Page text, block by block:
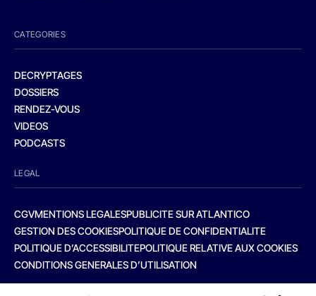
CATEGORIES
DECRYPTAGES
DOSSIERS
RENDEZ-VOUS
VIDEOS
PODCASTS
LEGAL
CGVMENTIONS LEGALESPUBLICITE SUR ATLANTICO
GESTION DES COOKIESPOLITIQUE DE CONFIDENTIALITE
POLITIQUE D’ACCESSIBILITEPOLITIQUE RELATIVE AUX COOKIES
CONDITIONS GENERALES D’UTILISATION